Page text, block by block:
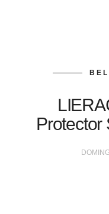
Protector